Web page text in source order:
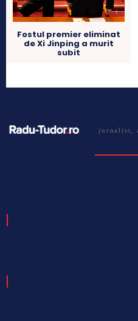
Fostul premier eliminat
de Xi Jinping a murit
subit
jurnalist,